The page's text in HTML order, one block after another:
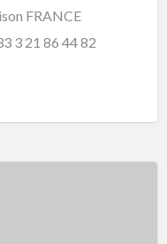
FRANCE
3 21 86 44 82